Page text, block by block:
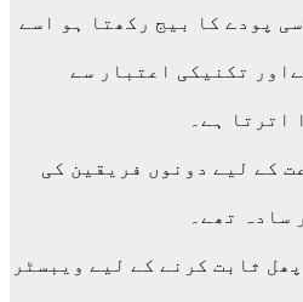
پودے کا بیج رکھتا ہو اسے
تکنیکی اعتبار سے
اترتا ہے۔
کے لیے دونوں فریقین کی
سادہ تھے۔
ثابت کرنے کے لیے ویبسٹر